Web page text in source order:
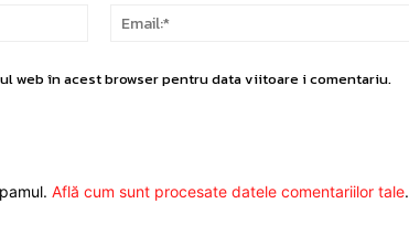
Nume:*
web în acest browser pentru data viitoare i comentariu.
Află cum sunt procesate datele comentariilor tale.